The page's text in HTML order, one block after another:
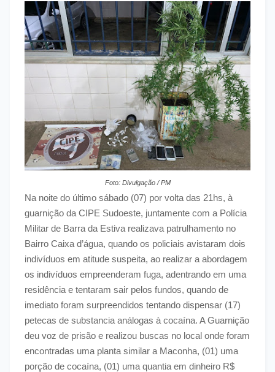
Foto: Divulgação / PM
Na noite do último sábado (07) por volta das 21hs, à
guarnição da CIPE Sudoeste, juntamente com a Polícia
Militar de Barra da Estiva realizava patrulhamento no
Bairro Caixa d’água, quando os policiais avistaram dois
indivíduos em atitude suspeita, ao realizar a abordagem
os indivíduos empreenderam fuga, adentrando em uma
residência e tentaram sair pelos fundos, quando de
imediato foram surpreendidos tentando dispensar (17)
petecas de substancia análogas à cocaína. A Guarnição
deu voz de prisão e realizou buscas no local onde foram
encontradas uma planta similar a Maconha, (01) uma
porção de cocaína, (01) uma quantia em dinheiro R$